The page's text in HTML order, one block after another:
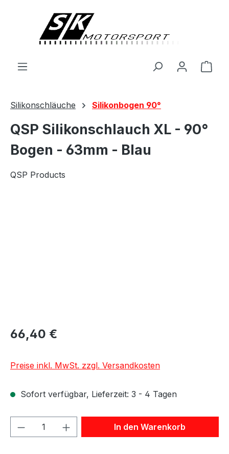
Silikonschläuche Silikonbogen 90°
QSP Silikonschlauch XL - 90°
Bogen - 63mm - Blau
QSP Products
66,40 €
Preise inkl. MwSt. zzgl. Versandkosten
Sofort verfügbar, Lieferzeit: 3 - 4 Tagen
Produkt Anzahl: Gib denIn den Warenkorb